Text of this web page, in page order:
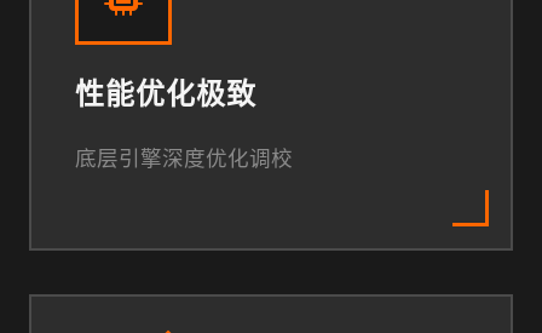
性能优化极致
底层引擎深度优化调校